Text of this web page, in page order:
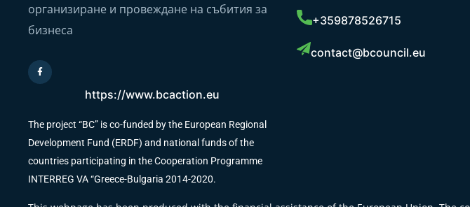
организиране и провеждане на събития за
бизнеса
https://www.bcaction.eu
The project “BC” is co-funded by the European Regional
Development Fund (ERDF) and national funds of the
countries participating in the Cooperation Programme
INTERREG VA “Greece-Bulgaria 2014-2020.
+359878526715
contact@bcouncil.eu